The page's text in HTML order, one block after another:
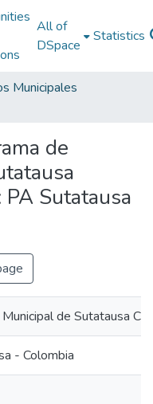
All of
DSpace
Statistics
Municipales
de
Sutatausa
de Sutatausa
- Colombia